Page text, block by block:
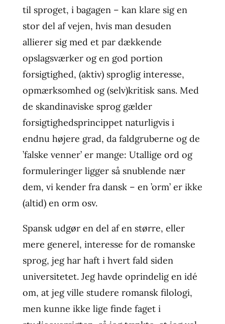
til sproget, i bagagen – kan klare sig en
stor del af vejen, hvis man desuden
allierer sig med et par dækkende
opslagsværker og en god portion
forsigtighed, (aktiv) sproglig interesse,
opmærksomhed og (selv)kritisk sans. Med
de skandinaviske sprog gælder
forsigtighedsprincippet naturligvis i
endnu højere grad, da faldgruberne og de
’falske venner’ er mange: Utallige ord og
formuleringer ligger så snublende nær
dem, vi kender fra dansk – en ’orm’ er ikke
(altid) en orm osv.
Spansk udgør en del af en større, eller
mere generel, interesse for de romanske
sprog, jeg har haft i hvert fald siden
universitetet. Jeg havde oprindelig en idé
om, at jeg ville studere romansk filologi,
men kunne ikke lige finde faget i